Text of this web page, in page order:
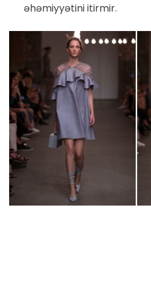
əhəmiyyətini itirmir.